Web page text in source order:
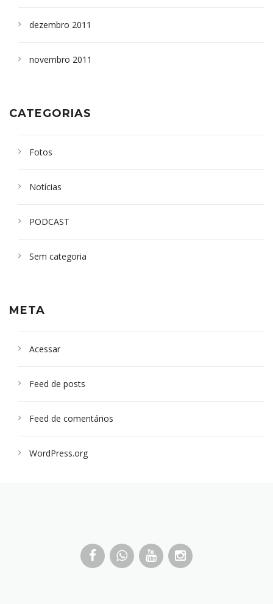
dezembro 2011
novembro 2011
CATEGORIAS
Fotos
Notícias
PODCAST
Sem categoria
META
Acessar
Feed de posts
Feed de comentários
WordPress.org